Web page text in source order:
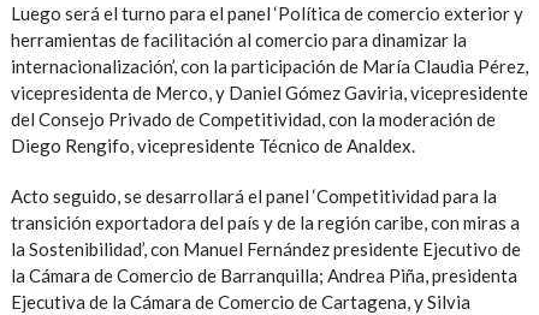
Luego será el turno para el panel ‘Política de comercio exterior y
herramientas de facilitación al comercio para dinamizar la
internacionalización’, con la participación de María Claudia Pérez,
vicepresidenta de Merco, y Daniel Gómez Gaviria, vicepresidente
del Consejo Privado de Competitividad, con la moderación de
Diego Rengifo, vicepresidente Técnico de Analdex.
Acto seguido, se desarrollará el panel ‘Competitividad para la
transición exportadora del país y de la región caribe, con miras a
la Sostenibilidad’, con Manuel Fernández presidente Ejecutivo de
la Cámara de Comercio de Barranquilla; Andrea Piña, presidenta
Ejecutiva de la Cámara de Comercio de Cartagena, y Silvia